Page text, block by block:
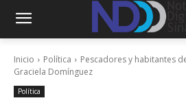
Inicio Política
Pescadores y habitantes
Graciela Domínguez
Política